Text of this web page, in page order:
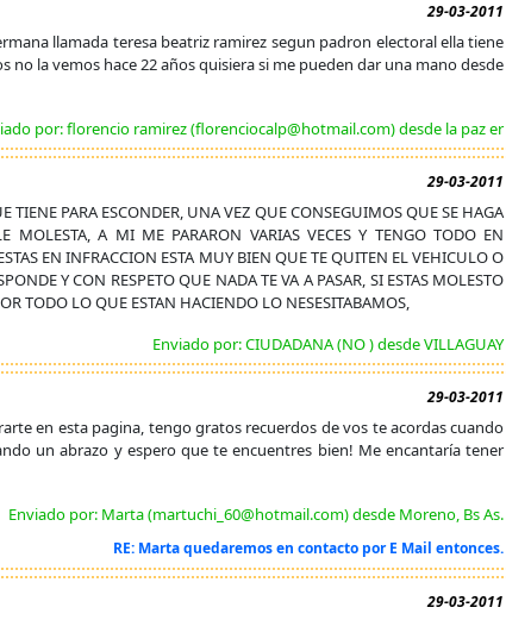
29-03-2011
llamada teresa beatriz ramirez segun padron electoral ella tiene
la vemos hace 22 años quisiera si me pueden dar una mano desde
por: florencio ramirez (florenciocalp@hotmail.com) desde la paz er
29-03-2011
TIENE PARA ESCONDER, UNA VEZ QUE CONSEGUIMOS QUE SE HAGA
MOLESTA, A MI ME PARARON VARIAS VECES Y TENGO TODO EN
EN INFRACCION ESTA MUY BIEN QUE TE QUITEN EL VEHICULO O
Y CON RESPETO QUE NADA TE VA A PASAR, SI ESTAS MOLESTO
TODO LO QUE ESTAN HACIENDO LO NESESITABAMOS,
Enviado por: CIUDADANA (NO ) desde VILLAGUAY
29-03-2011
en esta pagina, tengo gratos recuerdos de vos te acordas cuando
un abrazo y espero que te encuentres bien! Me encantaría tener
Enviado por: Marta (martuchi_60@hotmail.com) desde Moreno, Bs As.
RE: Marta quedaremos en contacto por E Mail entonces.
29-03-2011